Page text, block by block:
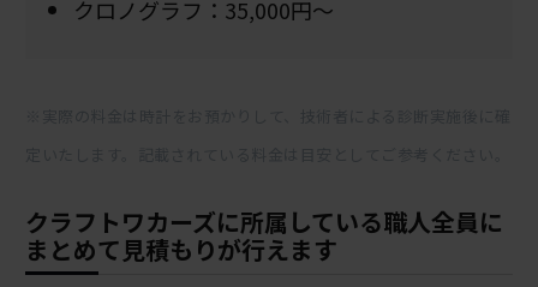
クロノグラフ：35,000円～
クラフトワカーズに所属している職人全員に
まとめて見積もりが行えます